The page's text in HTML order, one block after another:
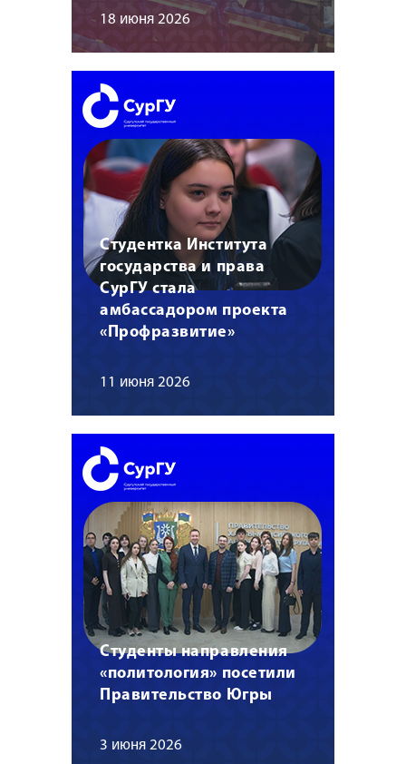
18 июня 2026
Студентка Института
государства и права
СурГУ стала
амбассадором проекта
«Профразвитие»
11 июня 2026
Студенты направления
«политология» посетили
Правительство Югры
3 июня 2026